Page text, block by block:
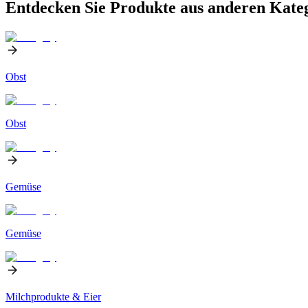
Entdecken Sie Produkte aus anderen
Obst
Obst
Gemüse
Gemüse
Milchprodukte & Eier